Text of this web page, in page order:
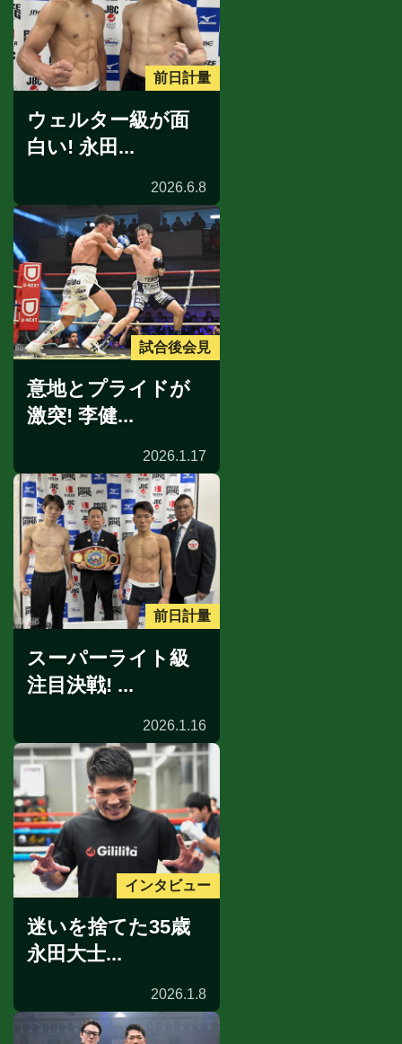
前日計量
ウェルター級が面
白い! 永田...
2026.6.8
試合後会見
意地とプライドが
激突! 李健...
2026.1.17
前日計量
スーパーライト級
注目決戦! ...
2026.1.16
インタビュー
迷いを捨てた35歳
永田大士...
2026.1.8